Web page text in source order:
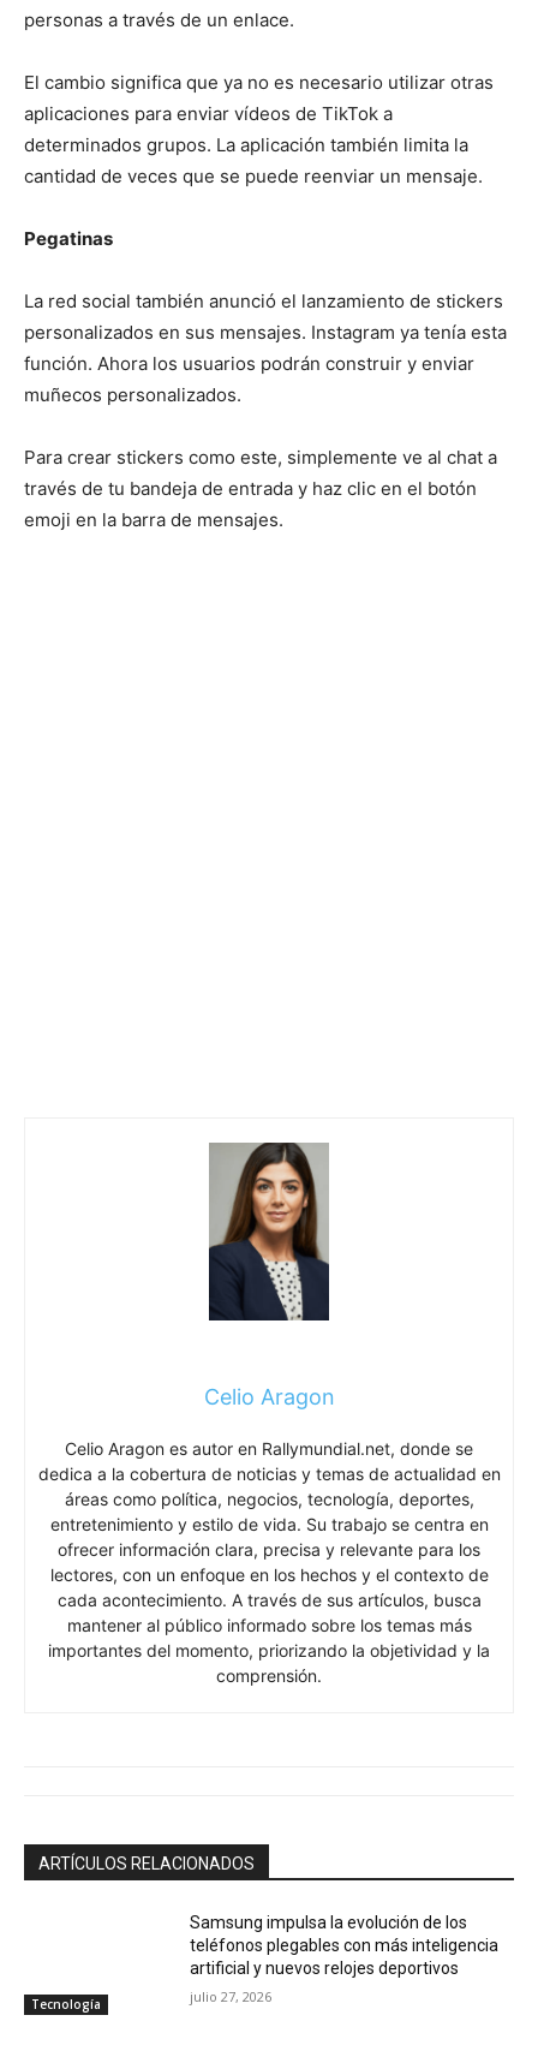
personas a través de un enlace.
El cambio significa que ya no es necesario utilizar otras
aplicaciones para enviar vídeos de TikTok a
determinados grupos. La aplicación también limita la
cantidad de veces que se puede reenviar un mensaje.
Pegatinas
La red social también anunció el lanzamiento de stickers
personalizados en sus mensajes. Instagram ya tenía esta
función. Ahora los usuarios podrán construir y enviar
muñecos personalizados.
Para crear stickers como este, simplemente ve al chat a
través de tu bandeja de entrada y haz clic en el botón
emoji en la barra de mensajes.
Celio Aragon
Celio Aragon es autor en Rallymundial.net, donde se
dedica a la cobertura de noticias y temas de actualidad en
áreas como política, negocios, tecnología, deportes,
entretenimiento y estilo de vida. Su trabajo se centra en
ofrecer información clara, precisa y relevante para los
lectores, con un enfoque en los hechos y el contexto de
cada acontecimiento. A través de sus artículos, busca
mantener al público informado sobre los temas más
importantes del momento, priorizando la objetividad y la
comprensión.
ARTÍCULOS RELACIONADOS
Tecnología
Samsung impulsa la evolución de los
teléfonos plegables con más inteligencia
artificial y nuevos relojes deportivos
julio 27, 2026